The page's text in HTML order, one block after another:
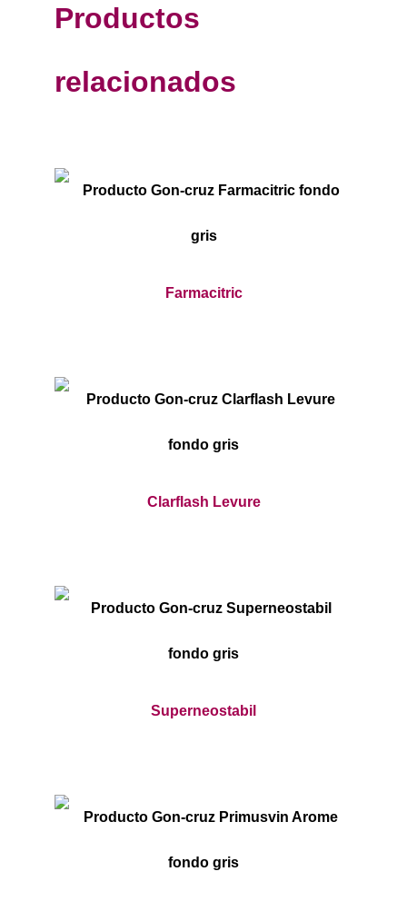
Productos
relacionados
Farmacitric
Clarflash Levure
Superneostabil